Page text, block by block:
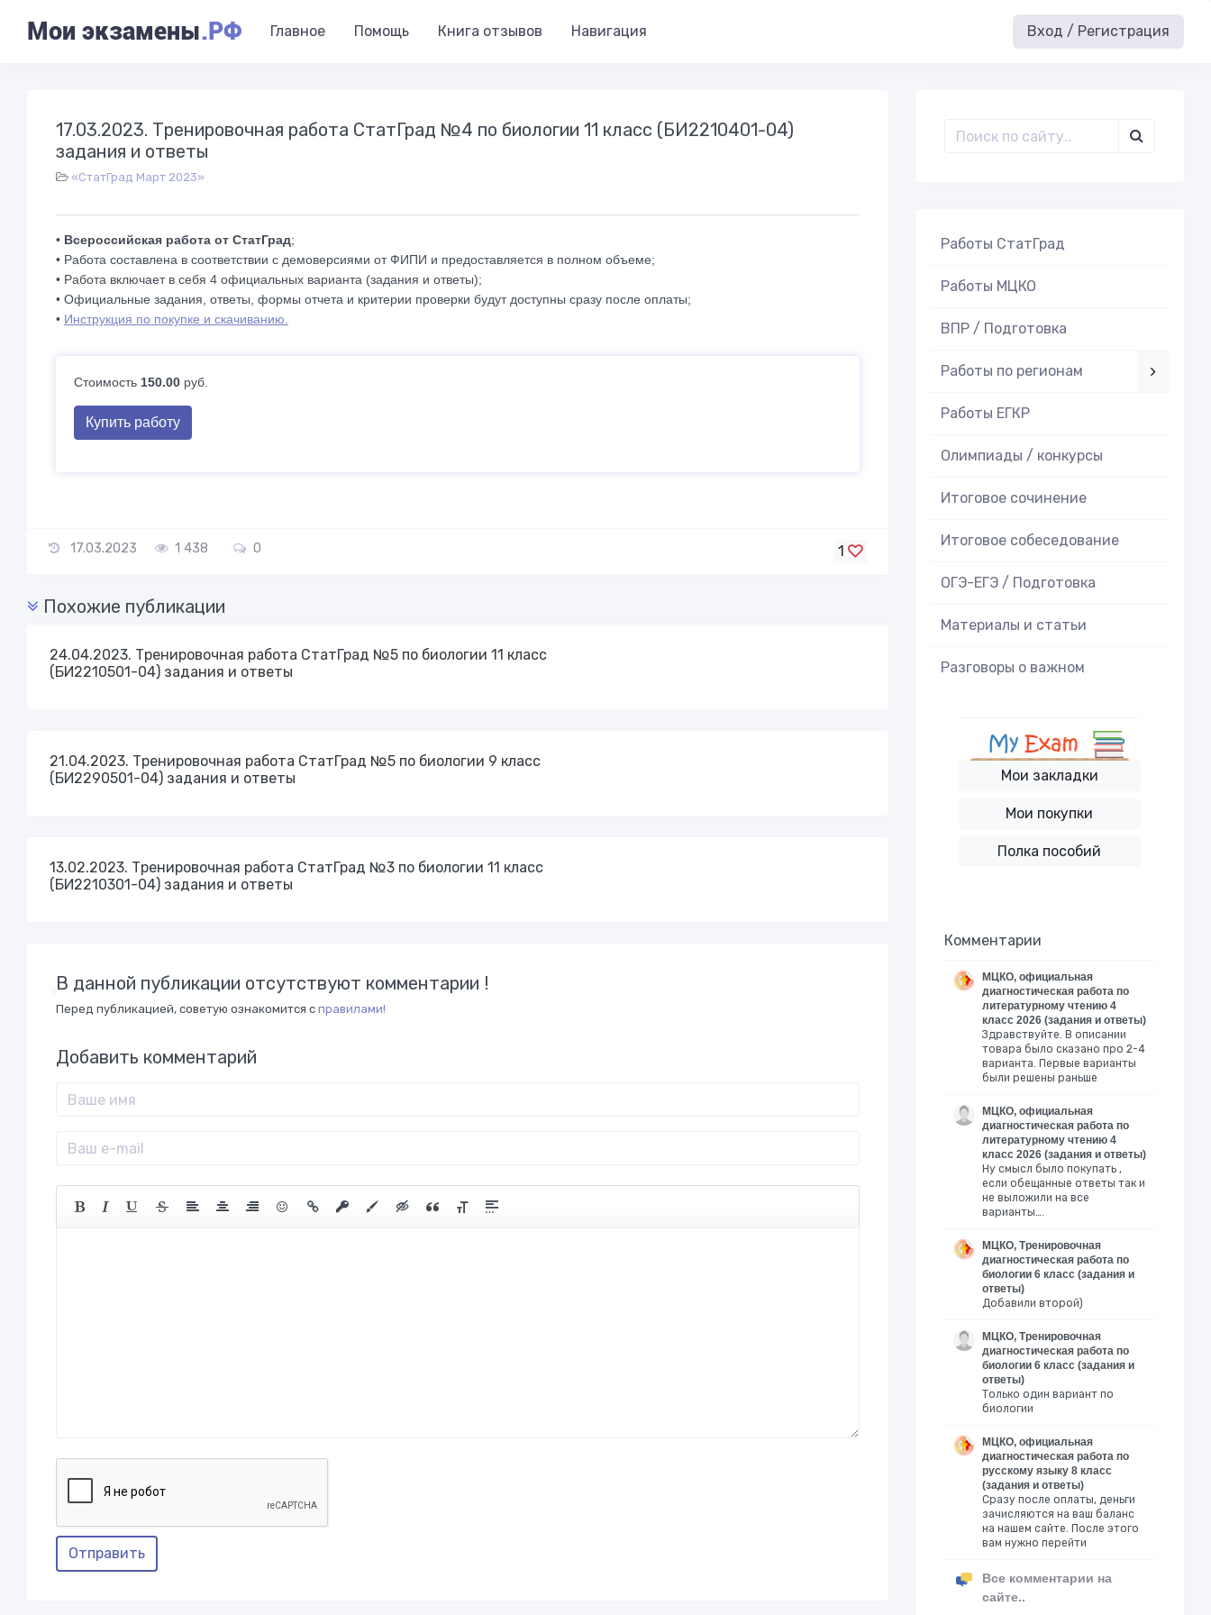
Мои экзамены.РФ Главное Помощь Книга отзывов Навигация Вход / Регистрация
17.03.2023. Тренировочная работа СтатГрад №4 по биологии 11 класс (БИ2210401-04)
задания и ответы
«СтатГрад Март 2023»
• Всероссийская работа от СтатГрад;
• Работа составлена в соответствии с демоверсиями от ФИПИ и предоставляется в полном объеме;
• Работа включает в себя 4 официальных варианта (задания и ответы);
• Официальные задания, ответы, формы отчета и критерии проверки будут доступны сразу после оплаты;
• Инструкция по покупке и скачиванию.
Стоимость 150.00 руб.
Купить работу
17.03.2023 1 438 0 1
Похожие публикации
24.04.2023. Тренировочная работа СтатГрад №5 по биологии 11 класс
(БИ2210501-04) задания и ответы
21.04.2023. Тренировочная работа СтатГрад №5 по биологии 9 класс
(БИ2290501-04) задания и ответы
13.02.2023. Тренировочная работа СтатГрад №3 по биологии 11 класс
(БИ2210301-04) задания и ответы
В данной публикации отсутствуют комментарии !
Перед публикацией, советую ознакомится с правилами!
Добавить комментарий
Отправить
Работы СтатГрад
Работы МЦКО
ВПР / Подготовка
Работы по регионам
Работы ЕГКР
Олимпиады / конкурсы
Итоговое cочинение
Итоговое cобеседование
ОГЭ-ЕГЭ / Подготовка
Материалы и статьи
Разговоры о важном
Мои закладки
Мои покупки
Полка пособий
Комментарии
МЦКО, официальная
диагностическая работа по
литературному чтению 4
класс 2026 (задания и ответы)
Здравствуйте. В описании
товара было сказано про 2-4
варианта. Первые варианты
были решены раньше
МЦКО, официальная
диагностическая работа по
литературному чтению 4
класс 2026 (задания и ответы)
Ну смысл было покупать ,
если обещанные ответы так и
не выложили на все
варианты….
МЦКО, Тренировочная
диагностическая работа по
биологии 6 класс (задания и
ответы)
Добавили второй)
МЦКО, Тренировочная
диагностическая работа по
биологии 6 класс (задания и
ответы)
Только один вариант по
биологии
МЦКО, официальная
диагностическая работа по
русскому языку 8 класс
(задания и ответы)
Сразу после оплаты, деньги
зачисляются на ваш баланс
на нашем сайте. После этого
вам нужно перейти
Все комментарии на
сайте..